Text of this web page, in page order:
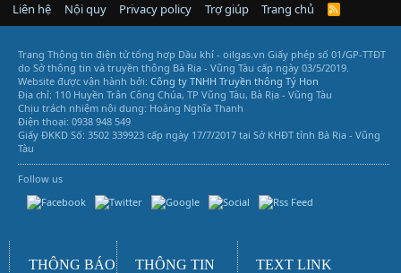
Liên hệ
Nội quy Privacy policy Trợ giúp Trang chủ
R
Trang Thông tin điện tử tổng hợp Dầu khí - oilgas.vn Giấy phép số 01/GP-TTĐT
do Sở thông tin và truyền thông Bà Rịa - Vũng Tàu cấp ngày 03/5/2019.
Website được vận hành bởi: Công ty TNHH Truyền thông Tý Hon
Địa chỉ: 110 Huyền Trân Công Chúa, TP Vũng Tàu, Bà Rịa - Vũng Tàu
Chịu trách nhiệm nội dung: Hoàng Nghĩa Thanh
Điện thoại: 0938 948 549
Giấy ĐKKD Số: 3502 339923 cấp ngày 17/7/2017 tại Sở KHĐT tỉnh Bà Rịa - Vũng
Tàu
Follow us
THÔNG BÁO THÔNG TIN TEXT LINK